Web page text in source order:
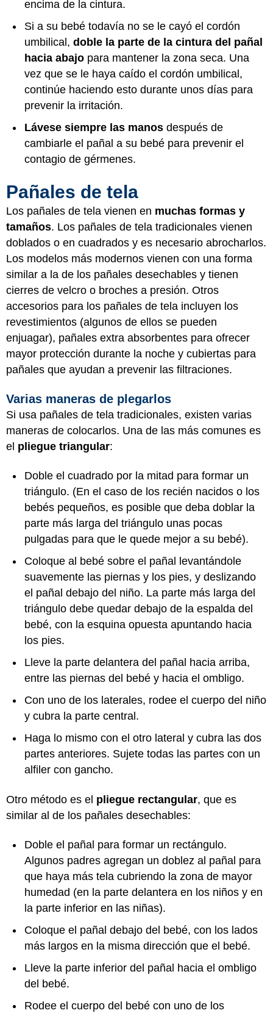
encima de la cintura.
Si a su bebé todavía no se le cayó el cordón
umbilical, doble la parte de la cintura del pañal
hacia abajo para mantener la zona seca. Una
vez que se le haya caído el cordón umbilical,
continúe haciendo esto durante unos días para
prevenir la irritación.
Lávese siempre las manos después de
cambiarle el pañal a su bebé para prevenir el
contagio de gérmenes.
Pañales de tela
Los pañales de tela vienen en muchas formas y
tamaños. Los pañales de tela tradicionales vienen
doblados o en cuadrados y es necesario abrocharlos.
Los modelos más modernos vienen con una forma
similar a la de los pañales desechables y tienen
cierres de velcro o broches a presión. Otros
accesorios para los pañales de tela incluyen los
revestimientos (algunos de ellos se pueden
enjuagar), pañales extra absorbentes para ofrecer
mayor protección durante la noche y cubiertas para
pañales que ayudan a prevenir las filtraciones.
Varias maneras de plegarlos
Si usa pañales de tela tradicionales, existen varias
maneras de colocarlos. Una de las más comunes es
el pliegue triangular:
Doble el cuadrado por la mitad para formar un
triángulo. (En el caso de los recién nacidos o los
bebés pequeños, es posible que deba doblar la
parte más larga del triángulo unas pocas
pulgadas para que le quede mejor a su bebé).
Coloque al bebé sobre el pañal levantándole
suavemente las piernas y los pies, y deslizando
el pañal debajo del niño. La parte más larga del
triángulo debe quedar debajo de la espalda del
bebé, con la esquina opuesta apuntando hacia
los pies.
Lleve la parte delantera del pañal hacia arriba,
entre las piernas del bebé y hacia el ombligo.
Con uno de los laterales, rodee el cuerpo del niño
y cubra la parte central.
Haga lo mismo con el otro lateral y cubra las dos
partes anteriores. Sujete todas las partes con un
alfiler con gancho.
Otro método es el pliegue rectangular, que es
similar al de los pañales desechables:
Doble el pañal para formar un rectángulo.
Algunos padres agregan un doblez al pañal para
que haya más tela cubriendo la zona de mayor
humedad (en la parte delantera en los niños y en
la parte inferior en las niñas).
Coloque el pañal debajo del bebé, con los lados
más largos en la misma dirección que el bebé.
Lleve la parte inferior del pañal hacia el ombligo
del bebé.
Rodee el cuerpo del bebé con uno de los